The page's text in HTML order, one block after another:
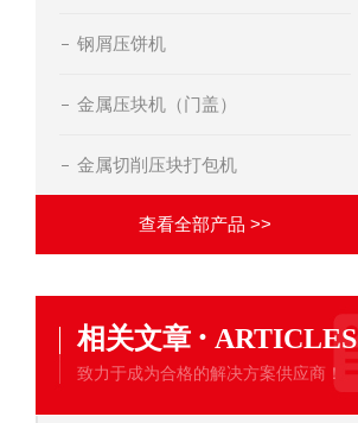
钢屑压饼机
金属压块机（门盖）
金属切削压块打包机
查看全部产品 >>
相关文章 · ARTICLES
致力于成为合格的解决方案供应商！